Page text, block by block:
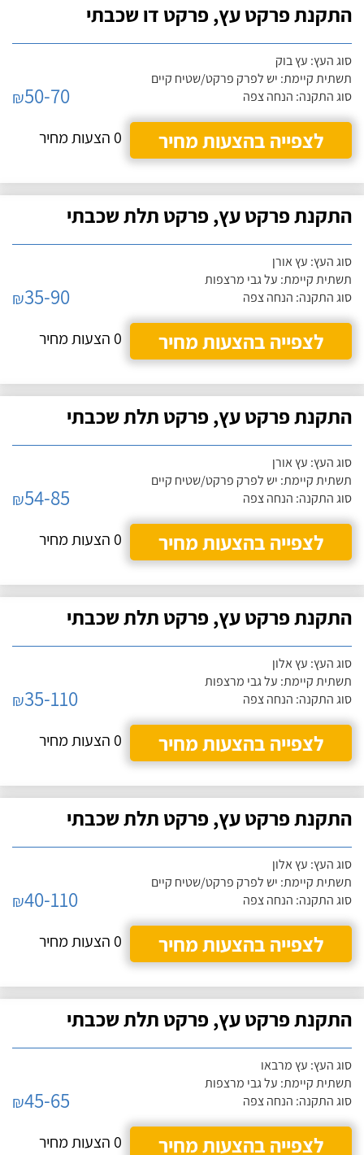
התקנת פרקט עץ, פרקט דו שכבתי
סוג העץ: עץ בוק
תשתית קיימת: יש לפרק פרקט/שטיח קיים
סוג התקנה: הנחה צפה
₪50-70
לצפייה בהצעות מחיר
0 הצעות מחיר
התקנת פרקט עץ, פרקט תלת שכבתי
סוג העץ: עץ אורן
תשתית קיימת: על גבי מרצפות
סוג התקנה: הנחה צפה
₪35-90
לצפייה בהצעות מחיר
0 הצעות מחיר
התקנת פרקט עץ, פרקט תלת שכבתי
סוג העץ: עץ אורן
תשתית קיימת: יש לפרק פרקט/שטיח קיים
סוג התקנה: הנחה צפה
₪54-85
לצפייה בהצעות מחיר
0 הצעות מחיר
התקנת פרקט עץ, פרקט תלת שכבתי
סוג העץ: עץ אלון
תשתית קיימת: על גבי מרצפות
סוג התקנה: הנחה צפה
₪35-110
לצפייה בהצעות מחיר
0 הצעות מחיר
התקנת פרקט עץ, פרקט תלת שכבתי
סוג העץ: עץ אלון
תשתית קיימת: יש לפרק פרקט/שטיח קיים
סוג התקנה: הנחה צפה
₪40-110
לצפייה בהצעות מחיר
0 הצעות מחיר
התקנת פרקט עץ, פרקט תלת שכבתי
סוג העץ: עץ מרבאו
תשתית קיימת: על גבי מרצפות
סוג התקנה: הנחה צפה
₪45-65
לצפייה בהצעות מחיר
0 הצעות מחיר